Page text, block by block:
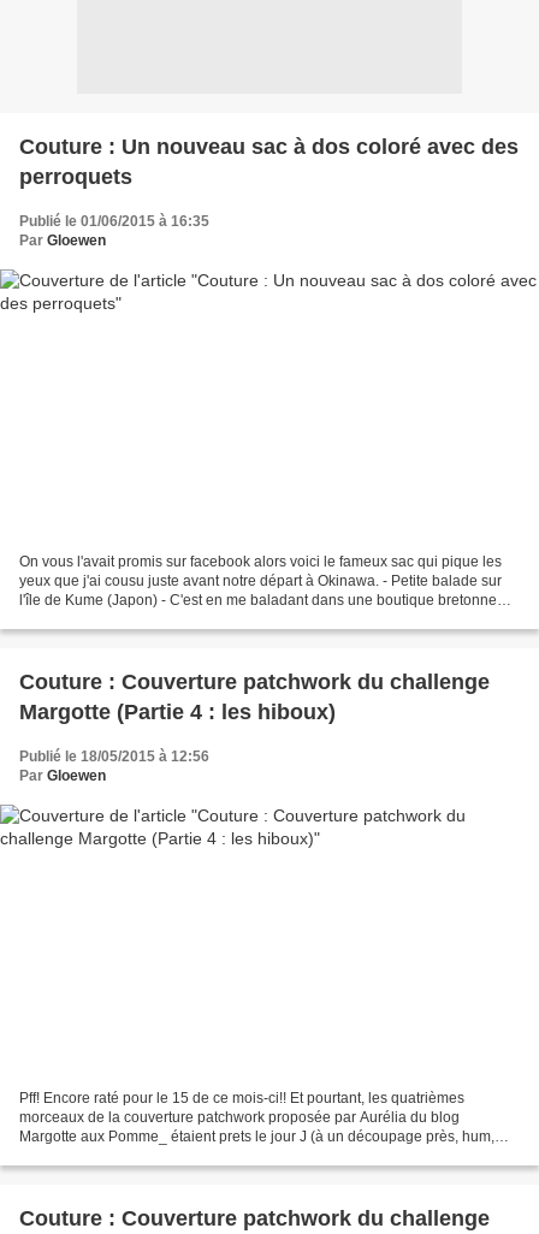
Couture : Un nouveau sac à dos coloré avec des
perroquets
Publié le 01/06/2015 à 16:35
Par Gloewen
On vous l'avait promis sur facebook alors voici le fameux sac qui pique les
yeux que j'ai cousu juste avant notre départ à Okinawa. - Petite balade sur
l'île de Kume (Japon) - C'est en me baladant dans une boutique bretonne
Couture : Couverture patchwork du challenge
Margotte (Partie 4 : les hiboux)
Publié le 18/05/2015 à 12:56
Par Gloewen
Pff! Encore raté pour le 15 de ce mois-ci!! Et pourtant, les quatrièmes
morceaux de la couverture patchwork proposée par Aurélia du blog
Margotte aux Pomme_ étaient prets le jour J (à un découpage près, hum,
Couture : Couverture patchwork du challenge